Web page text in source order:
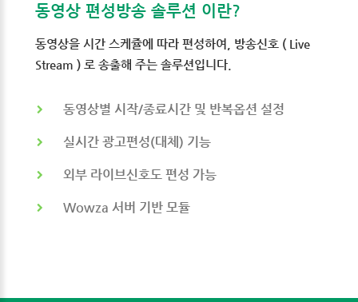
동영상 편성방송 솔루션 이란?
동영상을 시간 스케쥴에 따라 편성하여, 방송신호 ( Live
Stream ) 로 송출해 주는 솔루션입니다.
동영상별 시작/종료시간 및 반복옵션 설정
실시간 광고편성(대체) 기능
외부 라이브신호도 편성 가능
Wowza 서버 기반 모듈